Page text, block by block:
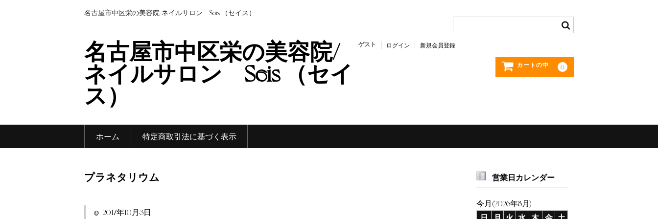
名古屋市中区栄の美容院/ネイルサロン Seis （セイス）
名古屋市中区栄の美容院/
ネイルサロン Seis （セイ
ス）
ゲスト ログイン 新規会員登録
カートの中 0
ホーム 特定商取引法に基づく表示
プラネタリウム
2017年10月3日
営業日カレンダー
今月(2026年8月)